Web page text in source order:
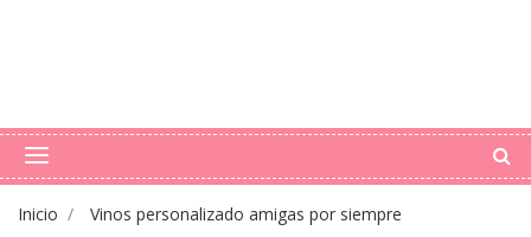
Inicio Vinos personalizado amigas por siempre